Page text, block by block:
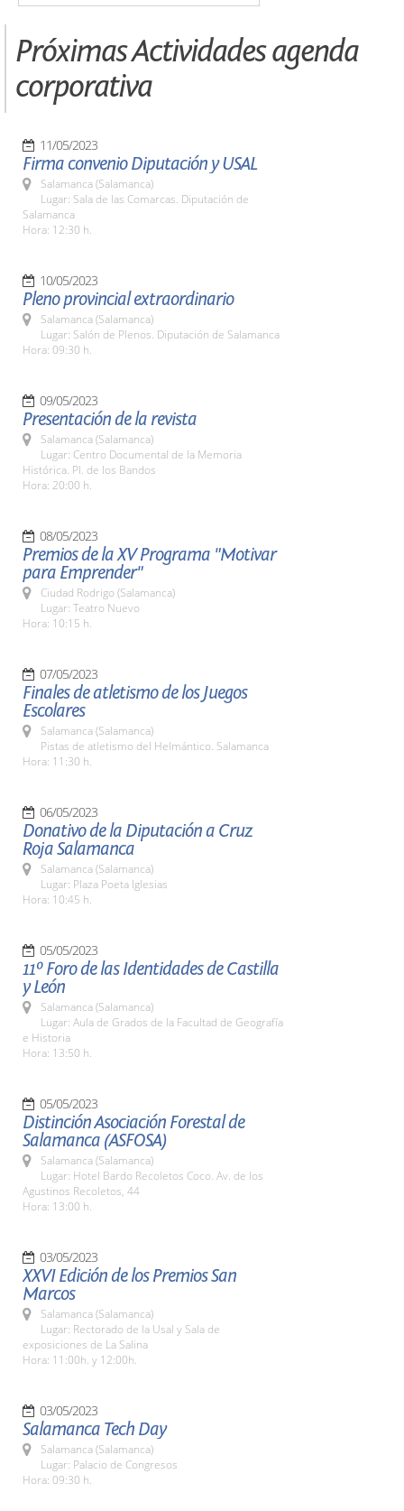
Próximas Actividades agenda
corporativa
11/05/2023
Firma convenio Diputación y USAL
Salamanca (Salamanca)
Lugar: Sala de las Comarcas. Diputación de
Salamanca
Hora: 12:30 h.
10/05/2023
Pleno provincial extraordinario
Salamanca (Salamanca)
Lugar: Salón de Plenos. Diputación de Salamanca
Hora: 09:30 h.
09/05/2023
Presentación de la revista
Salamanca (Salamanca)
Lugar: Centro Documental de la Memoria
Histórica. Pl. de los Bandos
Hora: 20:00 h.
08/05/2023
Premios de la XV Programa "Motivar
para Emprender"
Ciudad Rodrigo (Salamanca)
Lugar: Teatro Nuevo
Hora: 10:15 h.
07/05/2023
Finales de atletismo de los Juegos
Escolares
Salamanca (Salamanca)
Pistas de atletismo del Helmántico. Salamanca
Hora: 11:30 h.
06/05/2023
Donativo de la Diputación a Cruz
Roja Salamanca
Salamanca (Salamanca)
Lugar: Plaza Poeta Iglesias
Hora: 10:45 h.
05/05/2023
11º Foro de las Identidades de Castilla
y León
Salamanca (Salamanca)
Lugar: Aula de Grados de la Facultad de Geografía
e Historia
Hora: 13:50 h.
05/05/2023
Distinción Asociación Forestal de
Salamanca (ASFOSA)
Salamanca (Salamanca)
Lugar: Hotel Bardo Recoletos Coco. Av. de los
Agustinos Recoletos, 44
Hora: 13:00 h.
03/05/2023
XXVI Edición de los Premios San
Marcos
Salamanca (Salamanca)
Lugar: Rectorado de la Usal y Sala de
exposiciones de La Salina
Hora: 11:00h. y 12:00h.
03/05/2023
Salamanca Tech Day
Salamanca (Salamanca)
Lugar: Palacio de Congresos
Hora: 09:30 h.